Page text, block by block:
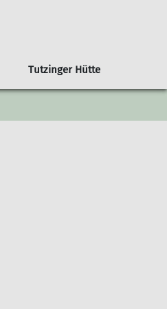
Gruppen
Klimaschutzbericht
Tutzinger Hütte